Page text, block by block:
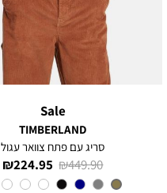
Sale
TIMBERLAND
סריג עם פתח צוואר עגול
מחיר
מוצר
224.95 ₪
מחיר
רגיל
449.90 ₪
צבע
OLIVE